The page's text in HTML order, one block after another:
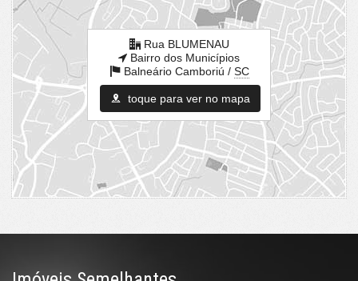
Rua BLUMENAU
Bairro dos Municípios
Balneário Camboriú / SC
toque para ver no mapa